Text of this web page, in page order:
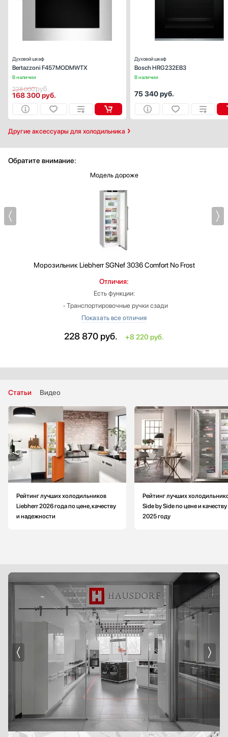
Другие аксессуары для холодильника
В наличии
Духовой шкаф
Bertazzoni F457MODMWTX
228 000руб.
168 300руб.
В наличии
Духовой шкаф
Bosch HRG232EB3
75 340руб.
Обратите внимание:
Модель дороже
МорозильникLiebherr SGNef 3036 Comfort No Frost
Отличия:
Есть функции:
‐ Транспортировочные ручки сзади
Высота: больше на 0.19999999999999 см
Индикация открытой двери: звуковая
Класс энергопотребления: F
228 870 руб. +8 220 руб.
Статьи Видео
Рейтинг лучших холодильников
Liebherr 2026 года по цене, качеству
и надежности
Рейтинг лучших
Side by Side по цене и качеству
2025 году